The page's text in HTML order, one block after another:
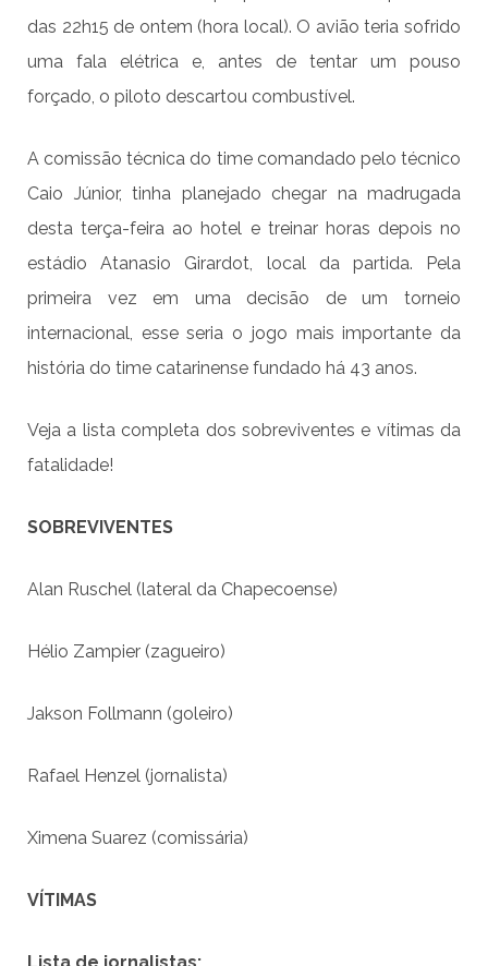
das 22h15 de ontem (hora local). O avião teria sofrido
uma fala elétrica e, antes de tentar um pouso
forçado, o piloto descartou combustível.
A comissão técnica do time comandado pelo técnico
Caio Júnior, tinha planejado chegar na madrugada
desta terça-feira ao hotel e treinar horas depois no
estádio Atanasio Girardot, local da partida. Pela
primeira vez em uma decisão de um torneio
internacional, esse seria o jogo mais importante da
história do time catarinense fundado há 43 anos.
Veja a lista completa dos sobreviventes e vítimas da
fatalidade!
SOBREVIVENTES
Alan Ruschel (lateral da Chapecoense)
Hélio Zampier (zagueiro)
Jakson Follmann (goleiro)
Rafael Henzel (jornalista)
Ximena Suarez (comissária)
VÍTIMAS